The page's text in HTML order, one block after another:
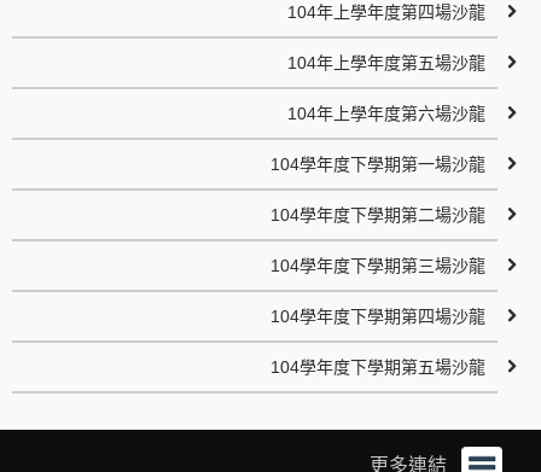
104年上學年度第四場沙龍
104年上學年度第五場沙龍
104年上學年度第六場沙龍
104學年度下學期第一場沙龍
104學年度下學期第二場沙龍
104學年度下學期第三場沙龍
104學年度下學期第四場沙龍
104學年度下學期第五場沙龍
更多連結